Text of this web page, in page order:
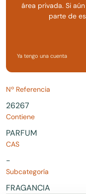
área privada. Si
parte de
Ya tengo una cuenta
Nº Referencia
26267
Contiene
PARFUM
CAS
-
Subcategoría
FRAGANCIA